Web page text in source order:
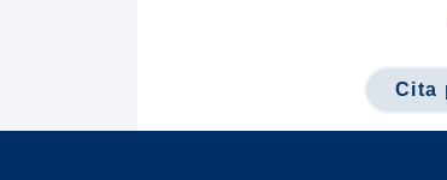
Cita